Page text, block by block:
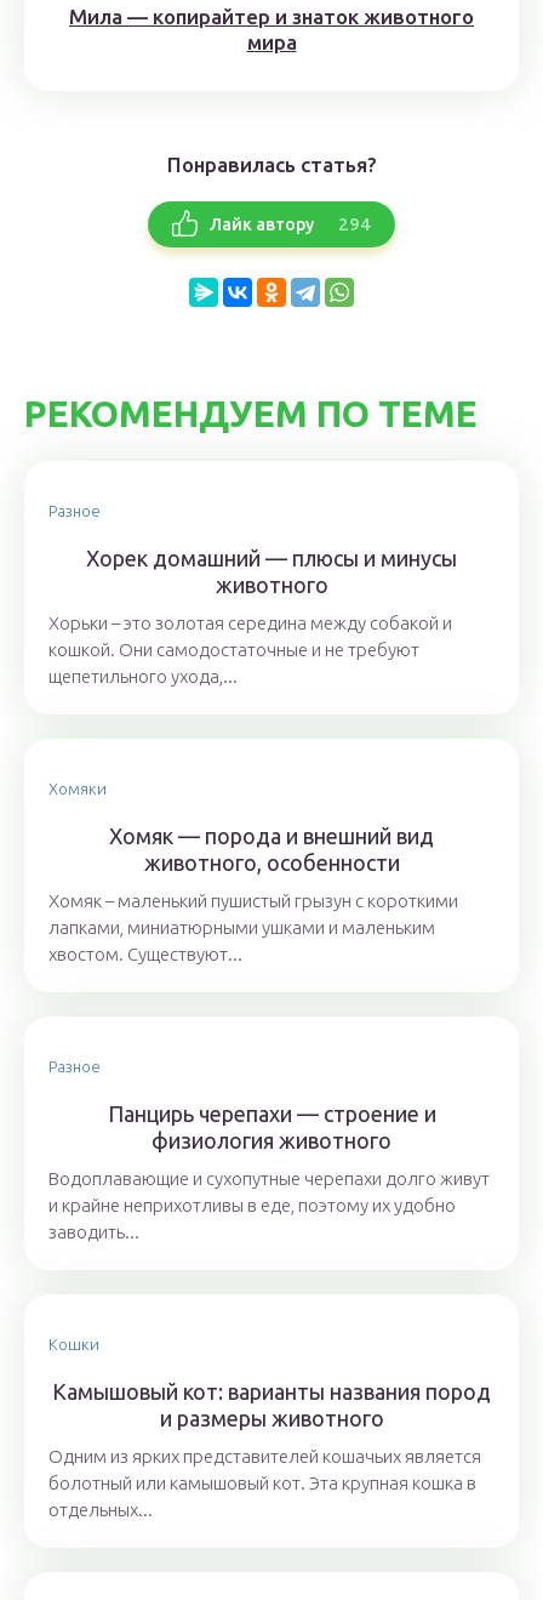
Мила — копирайтер и знаток животного
мира
Понравилась статья?
Лайк автору 294
РЕКОМЕНДУЕМ ПО ТЕМЕ
Разное
Хорек домашний — плюсы и минусы
животного
Хорьки – это золотая середина между собакой и
кошкой. Они самодостаточные и не требуют
щепетильного ухода,...
Хомяки
Хомяк — порода и внешний вид
животного, особенности
Хомяк – маленький пушистый грызун с короткими
лапками, миниатюрными ушками и маленьким
хвостом. Существуют...
Разное
Панцирь черепахи — строение и
физиология животного
Водоплавающие и сухопутные черепахи долго живут
и крайне неприхотливы в еде, поэтому их удобно
заводить...
Кошки
Камышовый кот: варианты названия пород
и размеры животного
Одним из ярких представителей кошачьих является
болотный или камышовый кот. Эта крупная кошка в
отдельных...